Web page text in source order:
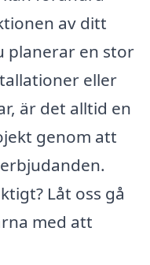
av ditt
planerar en stor
eller
är det alltid en
genom att
Låt oss gå
med att